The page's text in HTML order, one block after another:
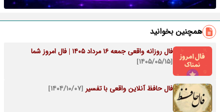
همچنین بخوانید
فال روزانه واقعی جمعه ۱۶ مرداد ۱۴۰۵ | فال امروز شما
[۱۴۰۵/۰۵/۱۵]
فال حافظ آنلاین واقعی با تفسیر [۱۴۰۴/۱۰/۰۷]